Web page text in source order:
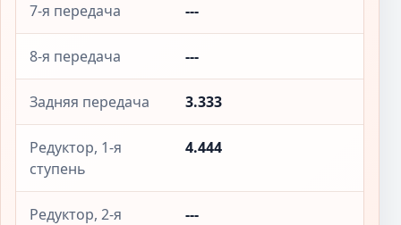
7-я передача ---
8-я передача ---
Задняя передача 3.333
Редуктор, 1-я
ступень
4.444
Редуктор, 2-я
---